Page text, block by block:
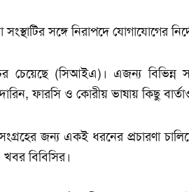
সঙ্গে নিরাপদে যোগাযোগের
চেয়েছে (সিআইএ)। এজন্য বিভিন্ন
ফারসি ও কোরীয় ভাষায় কিছু
জন্য একই ধরনের প্রচারণা
খবর বিবিসির।